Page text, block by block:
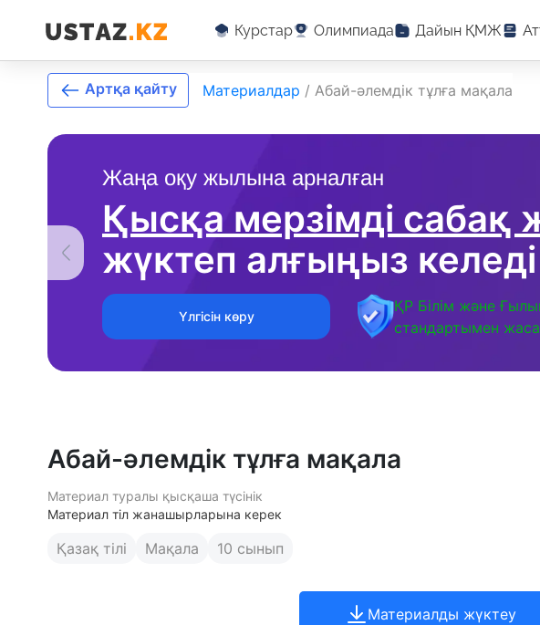
Курстар Олимпиада Дайын ҚМЖ
Жаңа оқу жылына арналған
Қысқа мерзімді сабақ
жүктеп алғыңыз
Үлгісін көру
ҚР Білім және
стандартымен
Артқа қайту Материалдар / Абай-әлемдік тұлға мақала
Абай-әлемдік тұлға мақала
Материал туралы қысқаша түсінік
Материал тіл жанашырларына керек
Қазақ тілі Мақала 10 сынып
Материалды жүктеу